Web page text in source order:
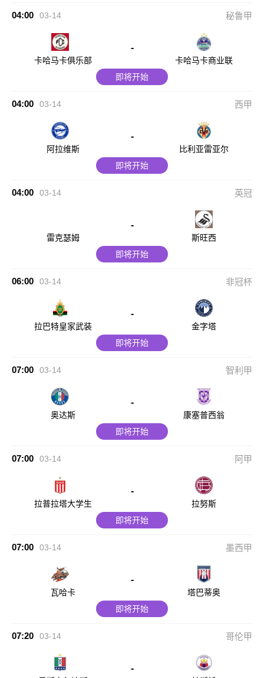
04:00 03-14 秘鲁甲
卡哈马卡俱乐部
-
卡哈马卡商业联
即将开始
04:00 03-14 西甲
阿拉维斯
-
比利亚雷亚尔
即将开始
04:00 03-14 英冠
雷克瑟姆
-
斯旺西
即将开始
06:00 03-14 非冠杯
拉巴特皇家武装
-
金字塔
即将开始
07:00 03-14 智利甲
奥达斯
-
康塞普西翁
即将开始
07:00 03-14 阿甲
拉普拉塔大学生
-
拉努斯
即将开始
07:00 03-14 墨西甲
瓦哈卡
-
塔巴蒂奥
即将开始
07:20 03-14 哥伦甲
-